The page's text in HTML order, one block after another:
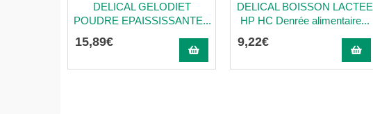
DELICAL GELODIET
POUDRE EPAISSISSANTE...
15,89€
DELICAL BOISSON LACTEE
HP HC Denrée alimentaire...
9,22€